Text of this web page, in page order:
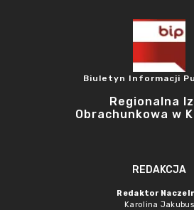
Biuletyn Informacji
Regionalna
Obrachunkowa w
REDAKCJA
Redaktor
Karolina Jakubus